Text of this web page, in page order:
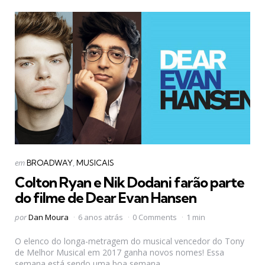
Categorias
Postado
emBROADWAY MUSICAIS
Colton Ryan e Nik Dodani farão parte
do filme de Dear Evan Hansen
Postado
porDan Moura 6 anos atrás 0 Comments 1 min
O elenco do longa-metragem do musical vencedor do Tony
de Melhor Musical em 2017 ganha novos nomes! Essa